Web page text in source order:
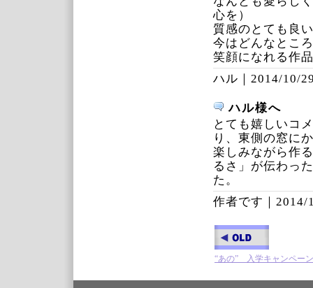
心を）
質感のとても良
今はどんなとこ
笑顔になれる作
ハル｜ 2014/10/
ハル様へ
とても嬉しいコ
り、東側の窓に
楽しみながら作
るさ」が伝わっ
た。
作者です｜ 2014/
“あの” 入学キャンペー